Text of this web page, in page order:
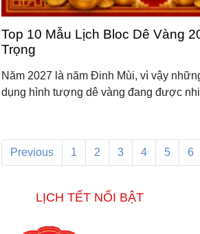
Top 10 Mẫu Lịch Bloc Dê Vàng
Trọng
Năm 2027 là năm Đinh Mùi, vì vậy
dụng hình tượng dê vàng đang được
Previous 1 2 3 4 5 6
LỊCH TẾT NỔI BẬT